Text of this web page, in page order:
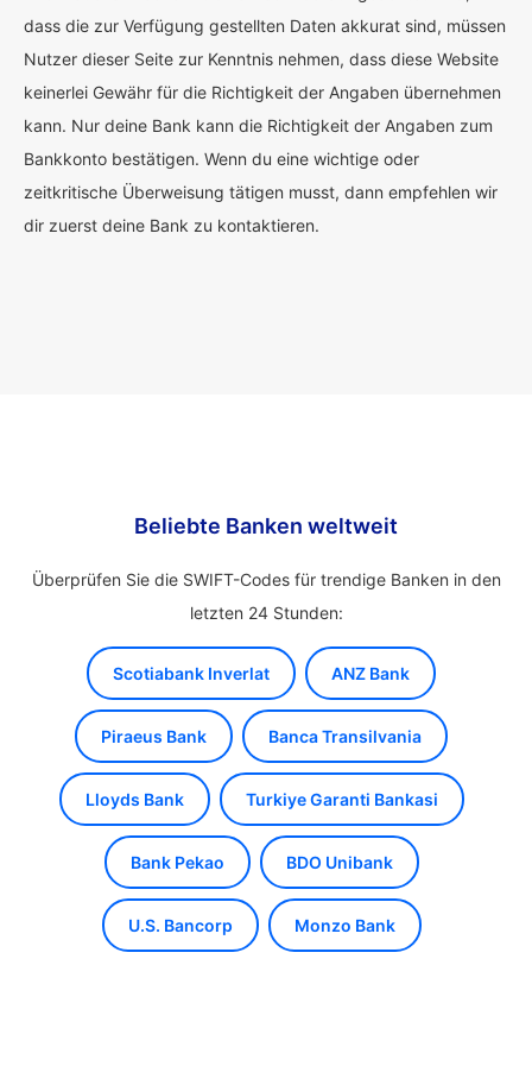
dass die zur Verfügung gestellten Daten akkurat sind, müssen
Nutzer dieser Seite zur Kenntnis nehmen, dass diese Website
keinerlei Gewähr für die Richtigkeit der Angaben übernehmen
kann. Nur deine Bank kann die Richtigkeit der Angaben zum
Bankkonto bestätigen. Wenn du eine wichtige oder
zeitkritische Überweisung tätigen musst, dann empfehlen wir
dir zuerst deine Bank zu kontaktieren.
Beliebte Banken weltweit
Überprüfen Sie die SWIFT-Codes für trendige Banken in den
letzten 24 Stunden:
Scotiabank Inverlat ANZ Bank
Piraeus Bank Banca Transilvania
Lloyds Bank Turkiye Garanti Bankasi
Bank Pekao BDO Unibank
U.S. Bancorp Monzo Bank